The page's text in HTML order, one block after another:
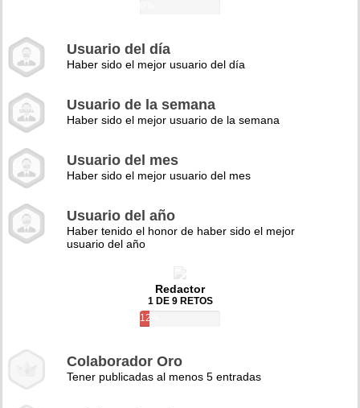
Usuario del día
Haber sido el mejor usuario del día
Usuario de la semana
Haber sido el mejor usuario de la semana
Usuario del mes
Haber sido el mejor usuario del mes
Usuario del año
Haber tenido el honor de haber sido el mejor
usuario del año
Redactor
1 DE 9 RETOS
12%
Colaborador Oro
Tener publicadas al menos 5 entradas